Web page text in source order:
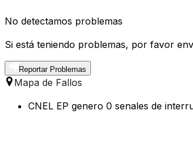
No detectamos problemas
Si está teniendo problemas, por favor
Reportar Problemas
Mapa de Fallos
CNEL EP genero 0 senales de